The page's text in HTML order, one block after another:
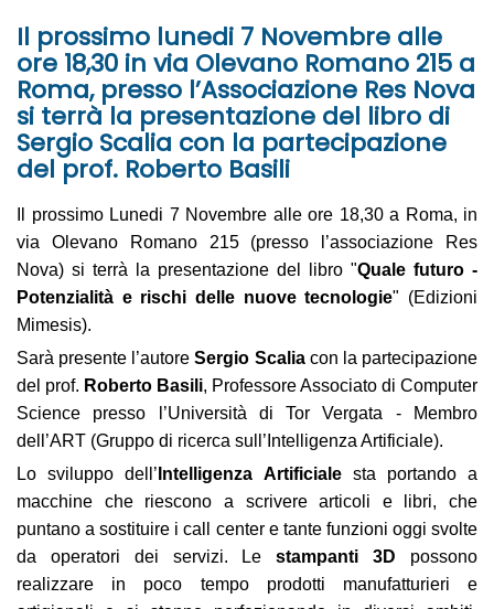
Il prossimo lunedi 7 Novembre alle
ore 18,30 in via Olevano Romano 215 a
Roma, presso l’Associazione Res Nova
si terrà la presentazione del libro di
Sergio Scalia con la partecipazione
del prof. Roberto Basili
Il prossimo Lunedi 7 Novembre alle ore 18,30 a Roma, in
via Olevano Romano 215 (presso l’associazione Res
Nova) si terrà la presentazione del libro "Quale futuro -
Potenzialità e rischi delle nuove tecnologie" (Edizioni
Mimesis).
Sarà presente l’autoreSergio Scaliacon la partecipazione
del prof. Roberto Basili, Professore Associato di Computer
Science presso l’Università di Tor Vergata - Membro
dell’ART (Gruppo di ricerca sull’Intelligenza Artificiale).
Lo sviluppo dell’ Intelligenza Artificialesta portando a
macchine che riescono a scrivere articoli e libri, che
puntano a sostituire i call center e tante funzioni oggi svolte
da operatori dei servizi. Lestampanti 3D possono
realizzare in poco tempo prodotti manufatturieri e